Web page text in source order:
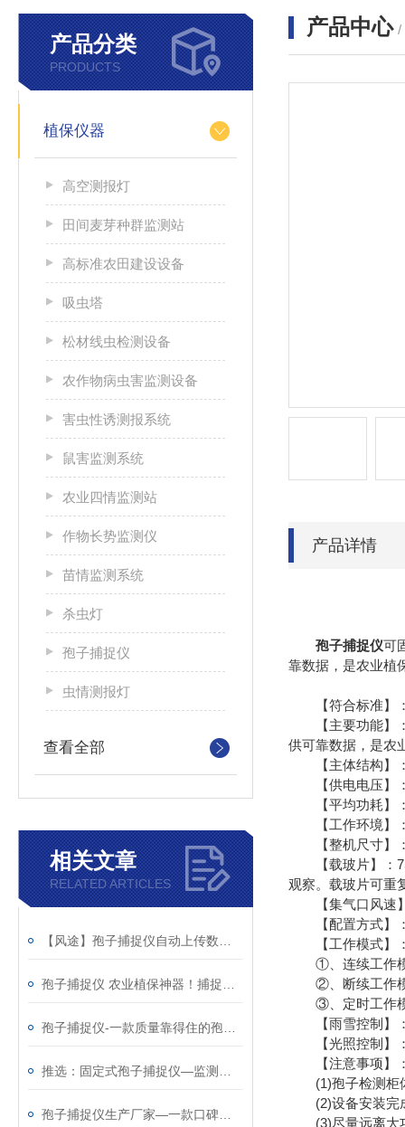
产品分类
PRODUCTS
植保仪器
高空测报灯
田间麦芽种群监测站
高标准农田建设设备
吸虫塔
松材线虫检测设备
农作物病虫害监测设备
害虫性诱测报系统
鼠害监测系统
农业四情监测站
作物长势监测仪
苗情监测系统
杀虫灯
孢子捕捉仪
虫情测报灯
查看全部
相关文章
RELATED ARTICLES
产品中心 /
产品详情
孢子捕捉仪可
靠数据，是农业植
【符合标准】：
【主要功能】：
供可靠数据，是农
【主体结构】：
【供电电压】：
【平均功耗】
【工作环境】：
【整机尺寸】：
【载玻片】：
观察。载玻片可重
【集气口风速
【配置方式】：
【工作模式】
①、连续工作模
②、断续工作模
③、定时工作模
【雨雪控制】：
【光照控制】：
【注意事项】
(1)孢子检测柜体
(2)设备安装完
(3)尽量远离大功